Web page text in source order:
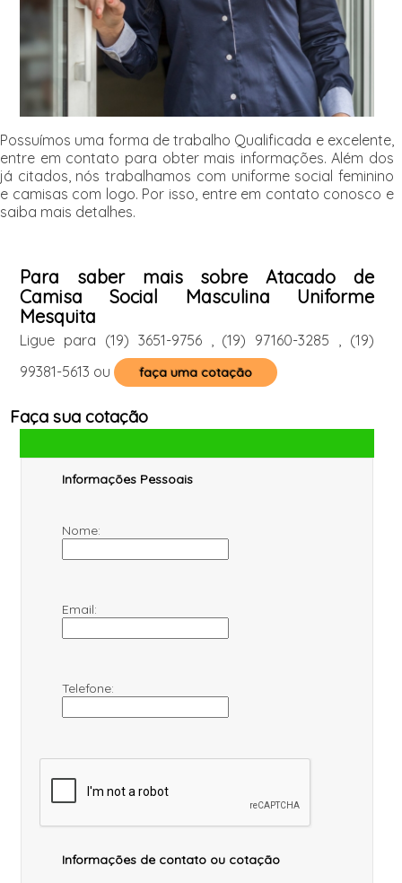
Possuímos uma forma de trabalho Qualificada e excelente,
entre em contato para obter mais informações. Além dos
já citados, nós trabalhamos com uniforme social feminino
e camisas com logo. Por isso, entre em contato conosco e
saiba mais detalhes.
Para saber mais sobre Atacado de
Camisa Social Masculina Uniforme
Mesquita
Ligue para (19) 3651-9756 , (19) 97160-3285 , (19)
99381-5613 ou faça uma cotação
Faça sua cotação
Informações Pessoais
Nome:
Email:
Telefone:
Informações de contato ou cotação